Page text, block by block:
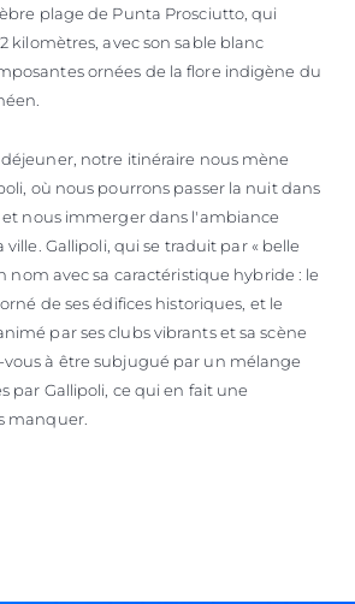
plage de Punta Prosciutto, qui
kilomètres, avec son sable blanc
ornées de la flore indigène du
notre itinéraire nous mène
où nous pourrons passer la nuit dans
nous immerger dans l'ambiance
Gallipoli, qui se traduit par « belle
nom avec sa caractéristique hybride : le
de ses édifices historiques, et le
par ses clubs vibrants et sa scène
à être subjugué par un mélange
par Gallipoli, ce qui en fait une
manquer.